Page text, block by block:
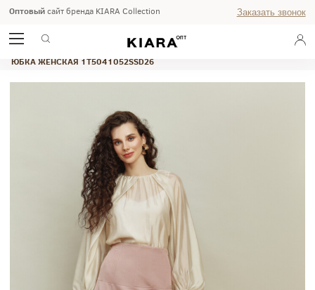
Оптовыйсайт бренда KIARA Collection Заказать звонок
ВЕСНА-ЛЕТО 2026
ЮБКА ЖЕНСКАЯ 1T5041052SSD26